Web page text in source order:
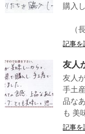
購入
（
記事を
友人
友人
手土
品な
も 美
記事を